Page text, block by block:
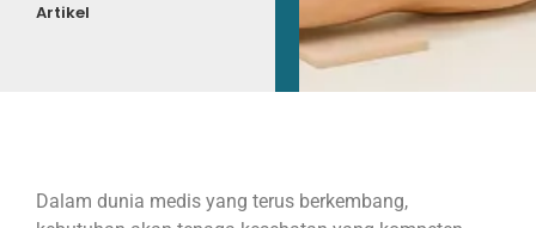
Artikel
Dalam dunia medis yang terus berkembang,